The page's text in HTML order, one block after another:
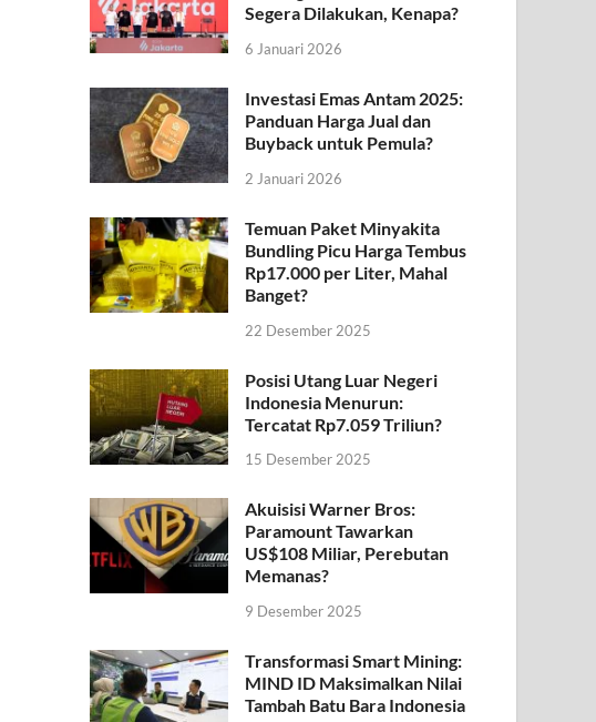
Segera Dilakukan, Kenapa?
6 Januari 2026
Investasi Emas Antam 2025:
Panduan Harga Jual dan
Buyback untuk Pemula?
2 Januari 2026
Temuan Paket Minyakita
Bundling Picu Harga Tembus
Rp17.000 per Liter, Mahal
Banget?
22 Desember 2025
Posisi Utang Luar Negeri
Indonesia Menurun:
Tercatat Rp7.059 Triliun?
15 Desember 2025
Akuisisi Warner Bros:
Paramount Tawarkan
US$108 Miliar, Perebutan
Memanas?
9 Desember 2025
Transformasi Smart Mining:
MIND ID Maksimalkan Nilai
Tambah Batu Bara Indonesia